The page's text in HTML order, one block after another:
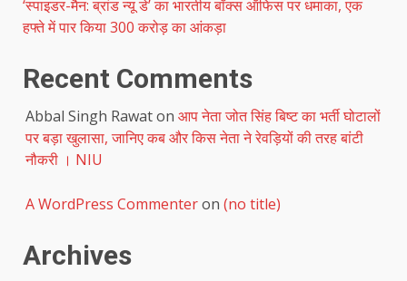
‘स्पाइडर-मैन: ब्रांड न्यू डे’ का भारतीय बॉक्स ऑफिस पर धमाका, एक
हफ्ते में पार किया 300 करोड़ का आंकड़ा
Recent Comments
Abbal Singh Rawaton आप नेता जोत सिंह बिष्ट का भर्ती घोटालों
पर बड़ा खुलासा, जानिए कब और किस नेता ने रेवड़ियों की तरह बांटी
नौकरी । NIU
A WordPress Commenteron (no title)
Archives